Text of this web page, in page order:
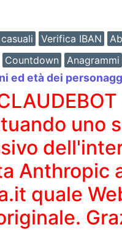
Verifica IBAN
Countdown
Anagrammi
ed età dei
uno
Anthropic
quale